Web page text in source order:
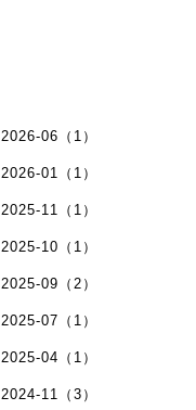
2026-06（1）
2026-01（1）
2025-11（1）
2025-10（1）
2025-09（2）
2025-07（1）
2025-04（1）
2024-11（3）